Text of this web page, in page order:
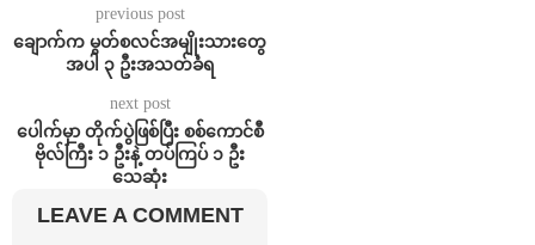
previous post
ချောက်က မွတ်စလင်အမျိုးသားတွေ
အပါ ၃ ဦးအသတ်ခံရ
next post
ပေါက်မှာ တိုက်ပွဲဖြစ်ပြီး စစ်ကောင်စီ
ဗိုလ်ကြီး ၁ ဦးနဲ့ တပ်ကြပ် ၁ ဦး
သေဆုံး
LEAVE A COMMENT